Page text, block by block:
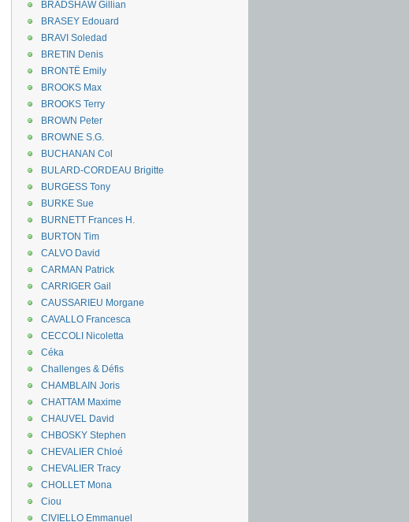
BRADSHAW Gillian
BRASEY Edouard
BRAVI Soledad
BRETIN Denis
BRONTË Emily
BROOKS Max
BROOKS Terry
BROWN Peter
BROWNE S.G.
BUCHANAN Col
BULARD-CORDEAU Brigitte
BURGESS Tony
BURKE Sue
BURNETT Frances H.
BURTON Tim
CALVO David
CARMAN Patrick
CARRIGER Gail
CAUSSARIEU Morgane
CAVALLO Francesca
CECCOLI Nicoletta
Céka
Challenges & Défis
CHAMBLAIN Joris
CHATTAM Maxime
CHAUVEL David
CHBOSKY Stephen
CHEVALIER Chloé
CHEVALIER Tracy
CHOLLET Mona
Ciou
CIVIELLO Emmanuel